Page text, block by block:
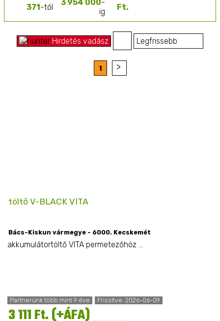
371-tól 3 954 000-
ig
Hirdetés vadász
1 0
töltő V-BLACK VITA
Bács-Kiskun vármegye - 6000. Kecskemét
akkumulátortöltő VITA permetezőhöz ...
Partnerünk több mint 9 éve Frissítve: 2026-06-09
3 111 Ft. (+ÁFA)